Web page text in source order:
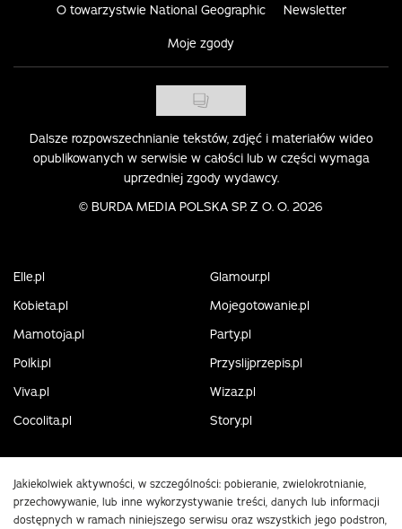
O towarzystwie National Geographic Newsletter
Moje zgody
Dalsze rozpowszechnianie tekstów, zdjęć i materiałów wideo
opublikowanych w serwisie w całości lub w części wymaga
uprzedniej zgody wydawcy.
© BURDA MEDIA POLSKA SP. Z O. O. 2026
Elle.pl
Glamour.pl
Kobieta.pl
Mojegotowanie.pl
Mamotoja.pl
Party.pl
Polki.pl
Przyslijprzepis.pl
Viva.pl
Wizaz.pl
Cocolita.pl
Story.pl
Jakiekolwiek aktywności, w szczególności: pobieranie, zwielokrotnianie,
przechowywanie, lub inne wykorzystywanie treści, danych lub informacji
dostępnych w ramach niniejszego serwisu oraz wszystkich jego podstron,